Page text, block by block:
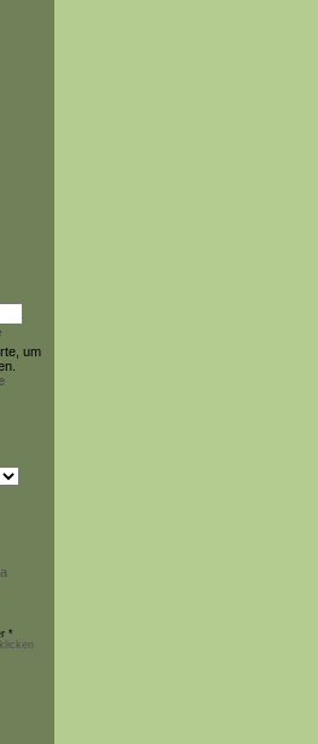
um
*